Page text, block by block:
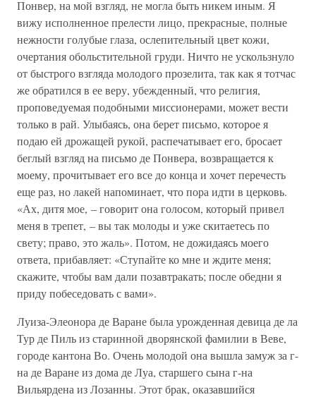
Понвер, на мой взгляд, не могла быть никем иным. Я
вижу исполненное прелести лицо, прекрасные, полные
нежности голубые глаза, ослепительный цвет кожи,
очертания обольстительной груди. Ничто не ускользнуло
от быстрого взгляда молодого прозелита, так как я тотчас
же обратился в ее веру, убежденный, что религия,
проповедуемая подобными миссионерами, может вести
только в рай. Улыбаясь, она берет письмо, которое я
подаю ей дрожащей рукой, распечатывает его, бросает
беглый взгляд на письмо де Понвера, возвращается к
моему, прочитывает его все до конца и хочет перечесть
еще раз, но лакей напоминает, что пора идти в церковь.
«Ах, дитя мое, – говорит она голосом, который привел
меня в трепет, – вы так молоды и уже скитаетесь по
свету; право, это жаль». Потом, не дожидаясь моего
ответа, прибавляет: «Ступайте ко мне и ждите меня;
скажите, чтобы вам дали позавтракать; после обедни я
приду побеседовать с вами».
Луиза-Элеонора де Варане была урожденная девица де ла
Тур де Пиль из старинной дворянской фамилии в Веве,
городе кантона Во. Очень молодой она вышла замуж за г-
на де Варане из дома де Луа, старшего сына г-на
Вильярдена из Лозанны. Этот брак, оказавшийся